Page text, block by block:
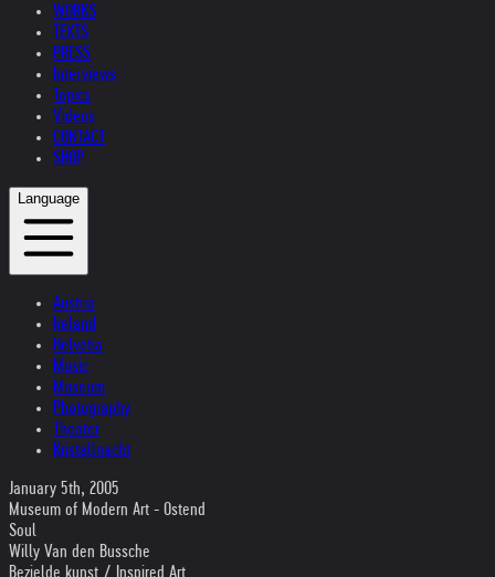
WORKS
TEXTS
PRESS
Interviews
Topics
Videos
CONTACT
SHOP
Language
Austria
Ireland
Helvetia
Music
Museum
Photography
Theater
Kristallnacht
January 5th, 2005
Museum of Modern Art - Ostend
Soul
Willy Van den Bussche
Bezielde kunst / Inspired Art